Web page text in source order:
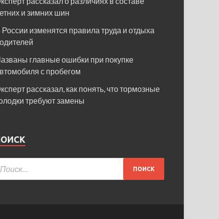
и зимних шин
России изменятся правила труда и отдыха
главные ошибки при покупке
с пробегом
рассказал, как понять, что тормозные
требуют замены